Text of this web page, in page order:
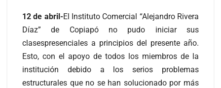
12 de abril-El Instituto Comercial “Alejandro Rivera
Díaz” de Copiapó no pudo iniciar sus
clasespresenciales a principios del presente año.
Esto, con el apoyo de todos los miembros de la
institución debido a los serios problemas
estructurales que no se han solucionado por más